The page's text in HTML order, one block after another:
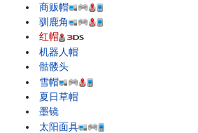
商贩帽
驯鹿角
红帽
机器人帽
骷髅头
雪帽
夏日草帽
墨镜
太阳面具